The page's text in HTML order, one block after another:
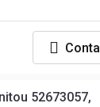
52673057,